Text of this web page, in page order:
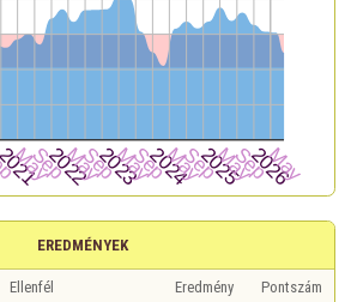
EREDMÉNYEK
Ellenfél Eredmény
Pontszám